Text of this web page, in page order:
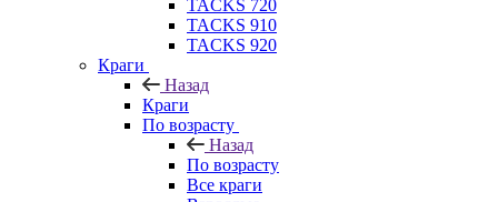
TACKS 720
TACKS 910
TACKS 920
Краги
Назад
Краги
По возрасту
Назад
По возрасту
Все краги